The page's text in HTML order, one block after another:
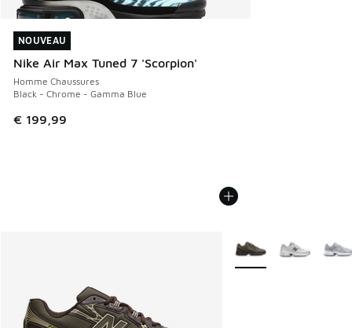
NOUVEAU
Nike Air Max Tuned 7 'Scorpion'
Homme Chaussures
Black - Chrome - Gamma Blue
€ 199,99
NOUVEAU
Plus de couleurs